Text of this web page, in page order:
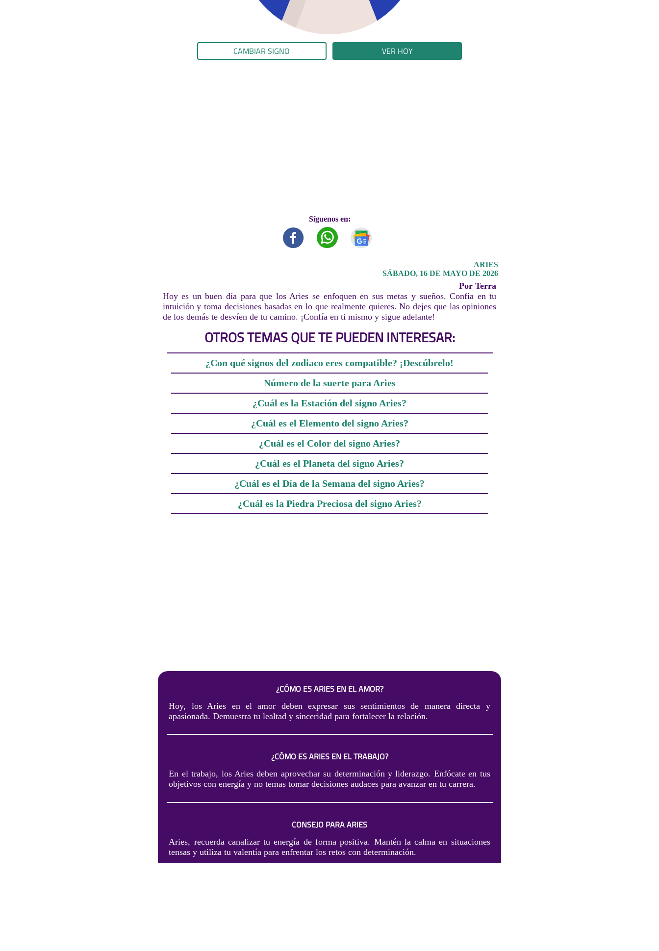
CAMBIAR SIGNO VER HOY
Síguenos en:
ARIES
SÁBADO, 16 DE MAYO DE 2026
Por Terra
Hoy es un buen día para que los Aries se enfoquen en sus metas y sueños. Confía en tu
intuición y toma decisiones basadas en lo que realmente quieres. No dejes que las opiniones
de los demás te desvíen de tu camino. ¡Confía en ti mismo y sigue adelante!
OTROS TEMAS QUE TE PUEDEN INTERESAR:
¿Con qué signos del zodiaco eres compatible? ¡Descúbrelo!
Número de la suerte para Aries
¿Cuál es la Estación del signo Aries?
¿Cuál es el Elemento del signo Aries?
¿Cuál es el Color del signo Aries?
¿Cuál es el Planeta del signo Aries?
¿Cuál es el Día de la Semana del signo Aries?
¿Cuál es la Piedra Preciosa del signo Aries?
¿CÓMO ES ARIES EN EL AMOR?
Hoy, los Aries en el amor deben expresar sus sentimientos de manera directa y
apasionada. Demuestra tu lealtad y sinceridad para fortalecer la relación.
¿CÓMO ES ARIES EN EL TRABAJO?
En el trabajo, los Aries deben aprovechar su determinación y liderazgo. Enfócate en tus
objetivos con energía y no temas tomar decisiones audaces para avanzar en tu carrera.
CONSEJO PARA ARIES
Aries, recuerda canalizar tu energía de forma positiva. Mantén la calma en situaciones
tensas y utiliza tu valentía para enfrentar los retos con determinación.